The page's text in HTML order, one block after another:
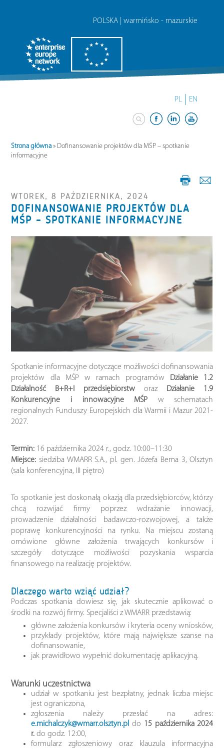
POLSKA | warmińsko - mazurskie
PL EN
Strona główna » Dofinansowanie projektów dla MŚP – spotkanie
informacyjne
WTOREK, 8 PAŹDZIERNIKA, 2024
DOFINANSOWANIE PROJEKTÓW DLA
MŚP – SPOTKANIE INFORMACYJNE
Spotkanie informacyjne dotyczące możliwości dofinansowania
projektów dla MŚP w ramach programów
Działanie 1.2
Działalność B+R+I przedsiębiorstw oraz
Działanie 1.9
Konkurencyjne i innowacyjne MŚP w schematach
regionalnych Funduszy Europejskich dla Warmii i Mazur 2021-
2027.
Termin: 16 października 2024 r., godz. 10:00–11:30
Miejsce: siedziba WMARR S.A., pl. gen. Józefa Bema 3, Olsztyn
(sala konferencyjna, III piętro)
To spotkanie jest doskonałą okazją dla przedsiębiorców, którzy
chcą rozwijać firmy poprzez wdrażanie innowacji,
prowadzenie działalności badawczo-rozwojowej, a także
poprawę konkurencyjności na rynku. Na miejscu zostaną
omówione główne założenia trwających konkursów i
szczegóły dotyczące możliwości pozyskania wsparcia
finansowego na realizację projektów.
Dlaczego warto wziąć udział?
Podczas spotkania dowiesz się, jak skutecznie aplikować o
środki na rozwój firmy. Specjaliści z WMARR przedstawią:
główne założenia konkursów i kryteria oceny wniosków,
przykłady projektów, które mają największe szanse na
dofinansowanie,
jak prawidłowo wypełnić dokumentację aplikacyjną.
Warunki uczestnictwa
udział w spotkaniu jest bezpłatny, jednak liczba miejsc
jest ograniczona,
zgłoszenia należy przesłać na adres:
e.michalczyk@wmarr.olsztyn.pl do 15 października 2024
r. do godz. 12:00,
formularz zgłoszeniowy oraz klauzula informacyjna